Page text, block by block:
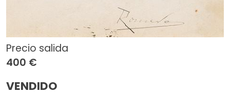
Precio salida
400 €
VENDIDO